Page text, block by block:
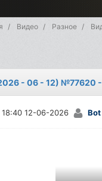
Видео Разное
- 06 - 12) №77620
18:40 12-06-2026 Bot